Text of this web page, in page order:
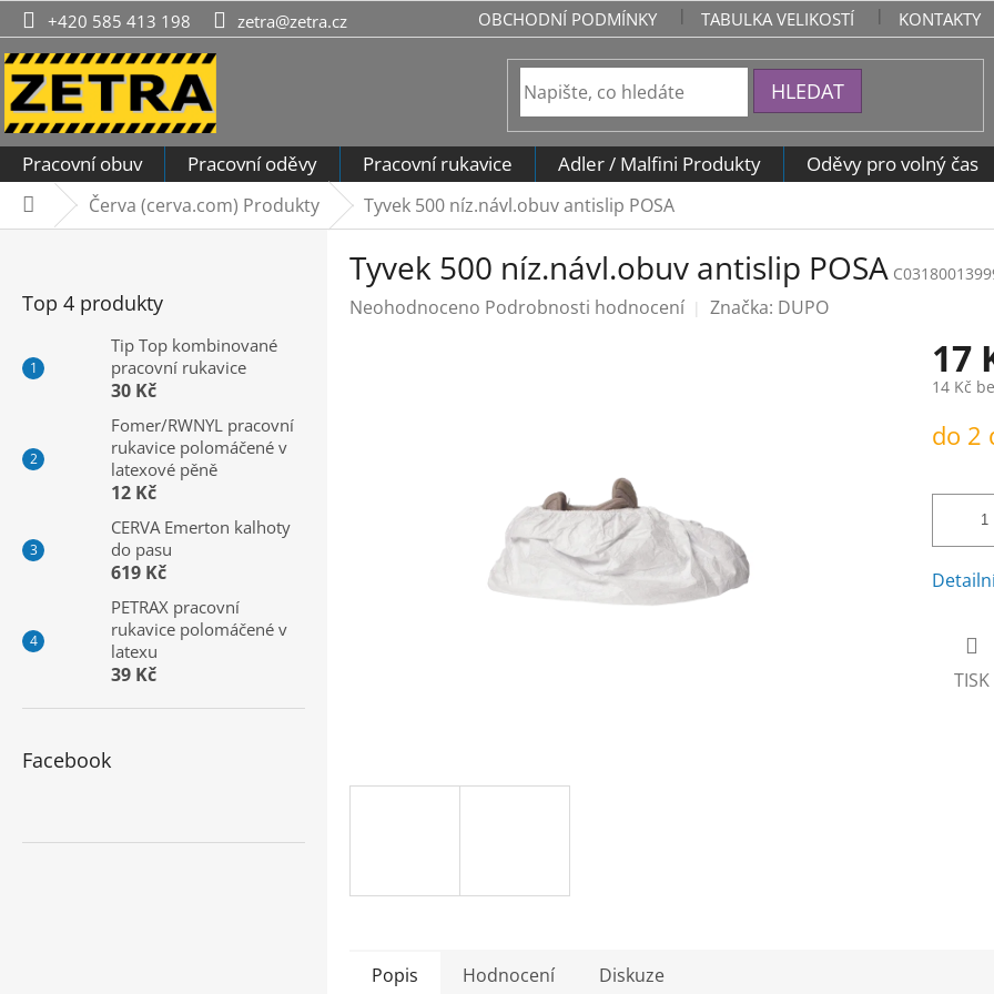
Přejít
na
obsah
+420 585 413 198 zetra@zetra.cz OBCHODNÍ PODMÍNKY TABULKA VELIKOSTÍ KONTAKTY
HLEDAT
Pracovní obuv Pracovní oděvy Pracovní rukavice Adler / Malfini Produkty Oděvy pro volný čas
DomůČerva (cerva.com) Produkty Tyvek 500 níz.návl.obuv antislip POSA
Top 4 produkty
Tip Top kombinované
pracovní rukavice
30 Kč
Fomer/RWNYL pracovní
rukavice polomáčené v
latexové pěně
12 Kč
CERVA Emerton kalhoty
do pasu
619 Kč
PETRAX pracovní
rukavice polomáčené v
latexu
39 Kč
Facebook
Tyvek 500 níz.návl.obuv antislip POSA
Průměrné
Neohodnoceno Podrobnosti hodnocení Značka: DUPO
17
14 Kč
cena:
do 2
TISK
Popis Hodnocení Diskuze